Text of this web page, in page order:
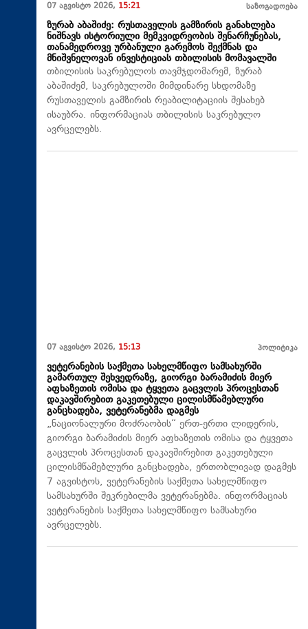
07 აგვისტო 2026, 15:21 საზოგადოება
ზურაბ აბაშიძე: რუსთაველის გამზირის განახლება
ნიშნავს ისტორიული მემკვიდრეობის შენარჩუნებას,
თანამედროვე ურბანული გარემოს შექმნას და
მნიშვნელოვან ინვესტიციას თბილისის მომავალში
თბილისის საკრებულოს თავმჯდომარემ, ზურაბ
აბაშიძემ, საკრებულოში მიმდინარე სხდომაზე
რუსთაველის გამზირის რეაბილიტაციის შესახებ
ისაუბრა. ინფორმაციას თბილისის საკრებულო
ავრცელებს.
07 აგვისტო 2026, 15:13 პოლიტიკა
ვეტერანების საქმეთა სახელმწიფო სამსახურში
გამართულ შეხვედრაზე, გიორგი ბარამიძის მიერ
აფხაზეთის ომისა და ტყვეთა გაცვლის პროცესთან
დაკავშირებით გაკეთებული ცილისმწამებლური
განცხადება, ვეტერანებმა დაგმეს
„ნაციონალური მოძრაობის“ ერთ-ერთი ლიდერის,
გიორგი ბარამიძის მიერ აფხაზეთის ომისა და ტყვეთა
გაცვლის პროცესთან დაკავშირებით გაკეთებული
ცილისმწამებლური განცხადება, ერთობლივად დაგმეს
7 აგვისტოს, ვეტერანების საქმეთა სახელმწიფო
სამსახურში შეკრებილმა ვეტერანებმა. ინფორმაციას
ვეტერანების საქმეთა სახელმწიფო სამსახური
ავრცელებს.